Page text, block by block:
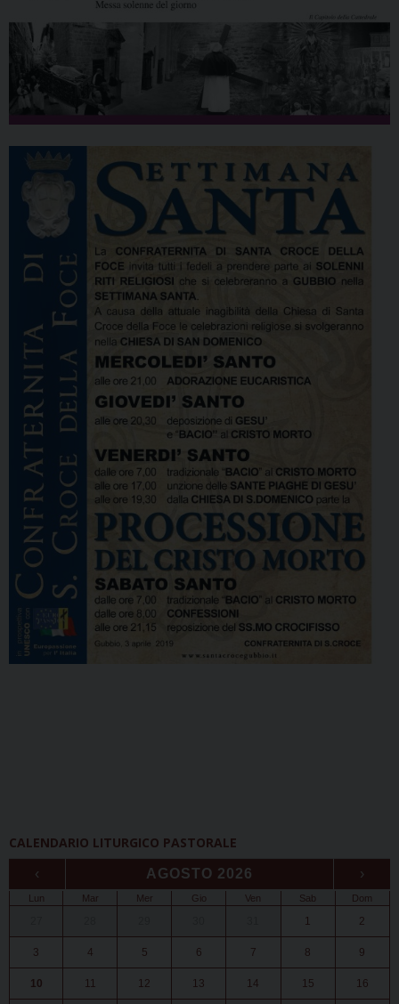
CALENDARIO LITURGICO PASTORALE
‹ AGOSTO 2026 ›
Lun Mar Mer Gio Ven Sab Dom
1 2
3 4 5 6 7 8 9
10 11 12 13 14 15 16